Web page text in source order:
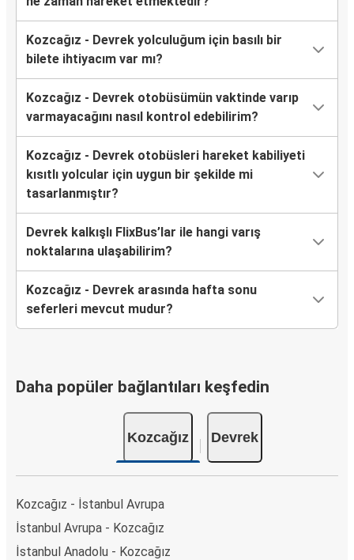
Kozcağız - Devrek yolculuğum için basılı bir
bilete ihtiyacım var mı?
Kozcağız - Devrek otobüsümün vaktinde varıp
varmayacağını nasıl kontrol edebilirim?
Kozcağız - Devrek otobüsleri hareket kabiliyeti
kısıtlı yolcular için uygun bir şekilde mi
tasarlanmıştır?
Devrek kalkışlı FlixBus’lar ile hangi varış
noktalarına ulaşabilirim?
Kozcağız - Devrek arasında hafta sonu
seferleri mevcut mudur?
Daha popüler bağlantıları keşfedin
Kozcağız Devrek
Kozcağız - İstanbul Avrupa
İstanbul Avrupa - Kozcağız
İstanbul Anadolu - Kozcağız